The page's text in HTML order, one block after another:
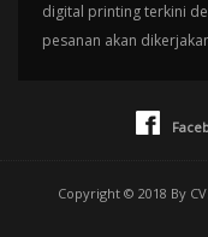
digital printing terkini
pesanan akan
Copyright © 2018 By